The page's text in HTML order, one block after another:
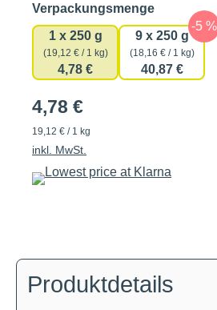
Verpackungsmengeauswählen
1 x 250 g
(19,12 € / 1 kg)
4,78 €
9 x 250 g
(18,16 € / 1 kg)
40,87 €
4,78 €
19,12 € / 1 kg
inkl. MwSt.
Produktdetails